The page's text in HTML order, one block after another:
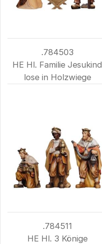
.784503
HE Hl. Familie Jesukind
lose in Holzwiege
.784511
HE Hl. 3 Könige